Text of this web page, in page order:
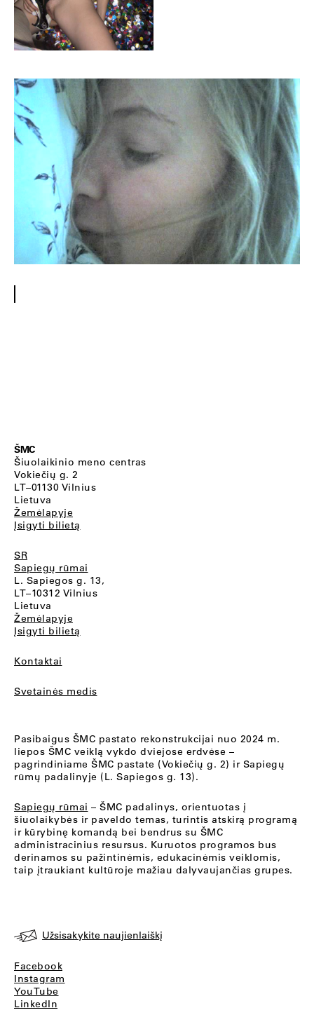
ŠMC
Šiuolaikinio meno centras
Vokiečių g. 2
LT–01130 Vilnius
Lietuva
Žemėlapyje
Įsigyti bilietą
SR
Sapiegų rūmai
L. Sapiegos g. 13,
LT–10312 Vilnius
Lietuva
Žemėlapyje
Įsigyti bilietą
Kontaktai
Svetainės medis
Pasibaigus ŠMC pastato rekonstrukcijai nuo 2024 m.
liepos ŠMC veiklą vykdo dviejose erdvėse –
pagrindiniame ŠMC pastate (Vokiečių g. 2) ir Sapiegų
rūmų padalinyje (L. Sapiegos g. 13).
Sapiegų rūmai – ŠMC padalinys, orientuotas į
šiuolaikybės ir paveldo temas, turintis atskirą programą
ir kūrybinę komandą bei bendrus su ŠMC
administracinius resursus. Kuruotos programos bus
derinamos su pažintinėmis, edukacinėmis veiklomis,
taip įtraukiant kultūroje mažiau dalyvaujančias grupes.
Užsisakykite naujienlaiškį
Facebook
Instagram
YouTube
LinkedIn